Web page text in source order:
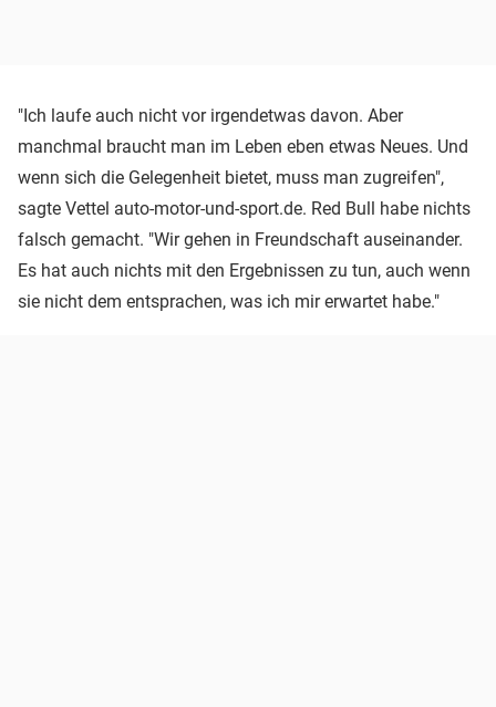
"Ich laufe auch nicht vor irgendetwas davon. Aber
manchmal braucht man im Leben eben etwas Neues. Und
wenn sich die Gelegenheit bietet, muss man zugreifen",
sagte Vettel auto-motor-und-sport.de. Red Bull habe nichts
falsch gemacht. "Wir gehen in Freundschaft auseinander.
Es hat auch nichts mit den Ergebnissen zu tun, auch wenn
sie nicht dem entsprachen, was ich mir erwartet habe."